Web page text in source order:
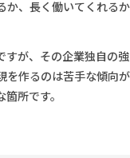
か、長く働いてくれるか
すが、その企業独自の強
を作るのは苦手な傾向が
所です。